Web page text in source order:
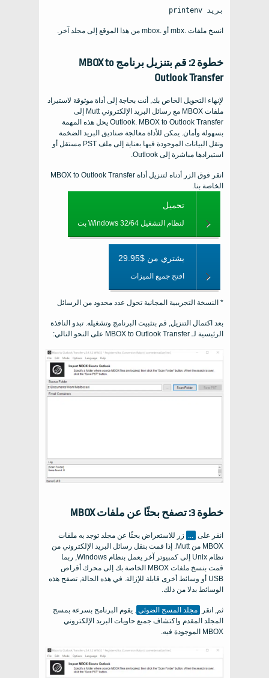
بريد printenv
انسخ ملفات .mbx أو .mbox من هذا الموقع إلى مجلد آخر.
خطوة 2: قم بتنزيل برنامج MBOX to
Outlook Transfer
لإنهاء التحويل الخاص بك, أنت بحاجة إلى أداة موثوقة لاستيراد
ملفات MBOX مع رسائل البريد الإلكتروني Mutt إلى
Outlook. MBOX to Outlook Transfer يحل هذه المهمة
بسهولة وأمان. يمكن للأداة معالجة صناديق البريد الضخمة
ونقل البيانات الموجودة فيها بعناية إلى ملف PST مستقل أو
استيرادها مباشرة إلى Outlook.
انقر فوق الزر أدناه لتنزيل أداة MBOX to Outlook Transfer
الخاصة بنا.
تحميل
لنظام التشغيل Windows 32/64 بت
يشتري من $29.95
افتح جميع الميزات
* النسخة التجريبية المجانية تحول عدد محدود من الرسائل
بعد اكتمال التنزيل, قم بتثبيت البرنامج وتشغيله. تبدو النافذة
الرئيسية لـ MBOX to Outlook Transfer على النحو التالي:
خطوة 3: تصفح بحثًا عن ملفات MBOX
انقر على ... زر للاستعراض بحثًا عن مجلد توجد به ملفات
MBOX من Mutt. إذا قمت بنقل رسائل البريد الإلكتروني من
نظام Unix إلى كمبيوتر آخر يعمل بنظام Windows, ربما
قمت بنسخ ملفات MBOX الخاصة بك إلى محرك أقراص
USB أو وسائط أخرى قابلة للإزالة. في هذه الحالة, تصفح هذه
الوسائط بدلا من ذلك.
ثم, انقر مجلد المسح الضوئي . يقوم البرنامج بسرعة بمسح
المجلد المقدم واكتشاف جميع حاويات البريد الإلكتروني
MBOX الموجودة فيه.